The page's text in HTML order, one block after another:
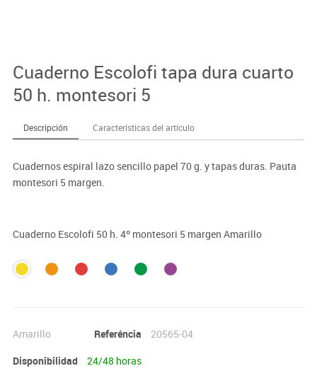
Cuaderno Escolofi tapa dura cuarto
50 h. montesori 5
Descripción Características del artículo
Cuadernos espiral lazo sencillo papel 70 g. y tapas duras. Pauta
montesori 5 margen.
Cuaderno Escolofi 50 h. 4º montesori 5 margen Amarillo
Amarillo Referéncia
20565-04
Disponibilidad
24/48 horas